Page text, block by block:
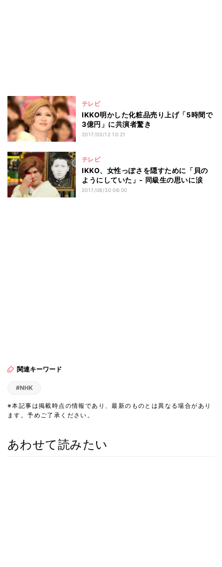
テレビ
IKKO明かした化粧品売り上げ「5時間で
3億円」に共演者驚き
2017/03/12 10:21
テレビ
IKKO、女性っぽさを隠すために「貝の
ようにしていた」- 同級生の思いに涙
2017/08/30 06:00
関連キーワード
#NHK
※本記事は掲載時点の情報であり、最新のものとは異なる場合があり
ます。予めご了承ください。
あわせて読みたい